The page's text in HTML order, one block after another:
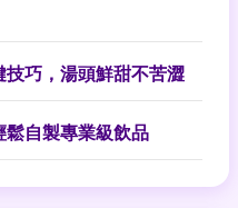
巧，湯頭鮮甜不苦澀
自製專業級飲品